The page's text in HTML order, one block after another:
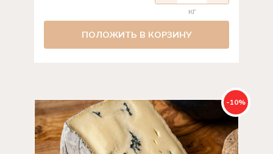
кг
ПОЛОЖИТЬ В КОРЗИНУ
-10%